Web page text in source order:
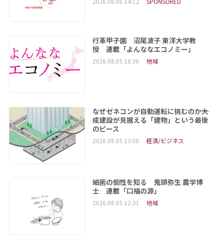
行革甲子園 沼尾波子 東洋大学教
授 連載「よんななエコノミー」
2026.08.05 16:36 地域
なぜゼネコンが自動運転に挑むのか――大
成建設が見据える「建物」という最後
のピース
2026.08.05 13:00 経済/ビジネス
細菌の個性を知る 鬼頭弥生 農学博
士 連載「口福の源」
2026.08.05 12:31 地域